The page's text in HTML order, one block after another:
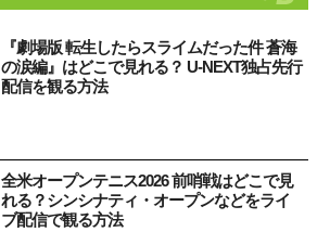
『劇場版 転生したらスライムだった件 蒼海
の涙編』はどこで見れる？ U-NEXT独占先行
配信を観る方法
全米オープンテニス2026 前哨戦はどこで見
れる？シンシナティ・オープンなどをライ
ブ配信で観る方法